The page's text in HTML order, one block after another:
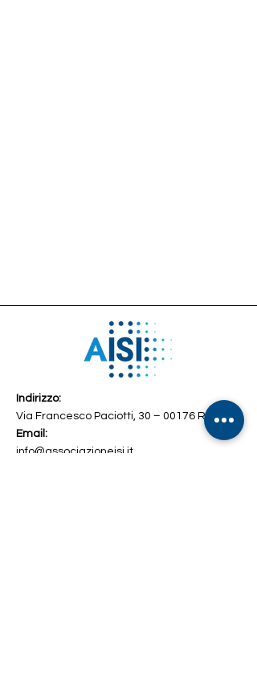
Indirizzo:
Via Francesco Paciotti, 30 – 00176 Roma
Email:
info@associazioneisi.it